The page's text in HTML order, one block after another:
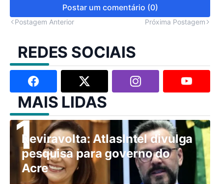
Postar um comentário (0)
Postagem Anterior Próxima Postagem
REDES SOCIAIS
MAIS LIDAS
Reviravolta: AtlasIntel divulga
pesquisa para governo do
Acre